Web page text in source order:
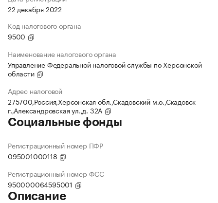
22 декабря 2022
Код налогового органа
9500
Наименование налогового органа
Управление Федеральной налоговой службы по Херсонской
области
Адрес налоговой
275700,Россия,Херсонская обл.,Скадовский м.о.,Скадовск
г.,Александровская ул.,д. 32А
Социальные фонды
Регистрационный номер ПФР
095001000118
Регистрационный номер ФСС
950000064595001
Описание